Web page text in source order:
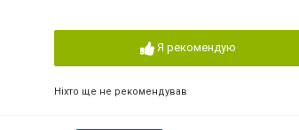
Я рекомендую
Ніхто ще не рекомендував